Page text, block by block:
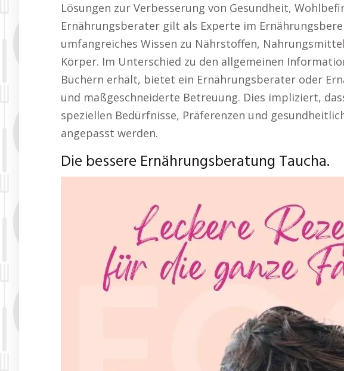
Lösungen zur Verbesserung von Gesundheit,
Ernährungsberater gilt als Experte im
umfangreiches Wissen zu Nährstoffen,
Körper. Im Unterschied zu den allgemeinen
Büchern erhält, bietet ein Ernährungsberater oder
und maßgeschneiderte Betreuung. Dies impliziert,
speziellen Bedürfnisse, Präferenzen und
angepasst werden.
Die bessere Ernährungsberatung Taucha.